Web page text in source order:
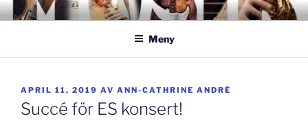
Hoppa
till
GISLAVEDMUSIKESTET
– här formas framtiden!
Meny
PUBLICERAT
APRIL 11, 2019 AV ANN-CATHRINE ANDRÉ
Succé för ES konsert!